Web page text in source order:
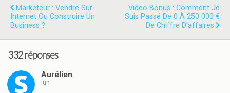
Marketeur : Vendre Sur
Internet Ou Construire Un
Business ?
Video Bonus : Comment Je
Suis Passé De 0 À 250 000 €
De Chiffre D'affaires
332 réponses
Aurélien
lun